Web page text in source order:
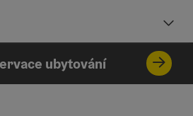
ubytování